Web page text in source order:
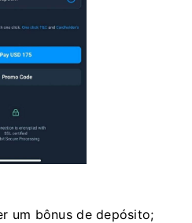
um bônus de depósito;